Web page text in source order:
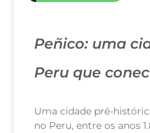
Peñico: uma
Peru que
Uma cidade pré-
no Peru, entre os anos